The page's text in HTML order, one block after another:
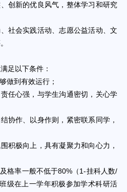
创新的优良风气，整体学习和研究
社会实践活动、志愿公益活动、文
足以下条件：
做到有效运行；
任心强，与学生沟通密切，关心学
协作、以身作则，紧密联系同学，
积极向上，具有凝聚力和向心力，
格率一般不低于80%（1-挂科人数/
级在上一学年积极参加学术科研活